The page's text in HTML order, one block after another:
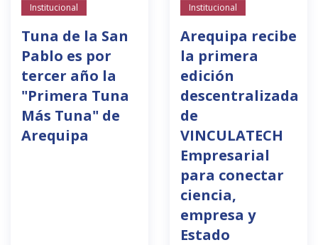
Institucional
Tuna de la San
Pablo es por
tercer año la
"Primera Tuna
Más Tuna" de
Arequipa
Institucional
Arequipa recibe
la primera
edición
descentralizada
de
VINCULATECH
Empresarial
para conectar
ciencia,
empresa y
Estado